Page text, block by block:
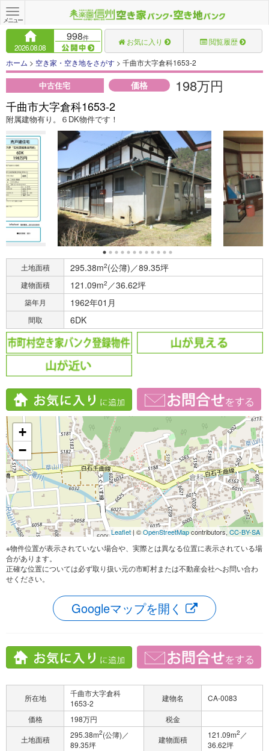
Toggle
navigation
メニュー
2026.08.08
998件 お気に入り 閲覧履歴
ホーム > 空き家・空き地をさがす > 千曲市大字倉科1653-2
中古住宅 価格 198万円
千曲市大字倉科1653-2
附属建物有り。６DK物件です！
土地面積 295.38m2(公簿)／89.35坪
建物面積 121.09m2 ／36.62坪
築年月 1962年01月
間取 6DK
+
−
Leaflet | ©OpenStreetMapcontributors,CC-BY-SA
※物件位置が表示されていない場合や、実際とは異なる位置に表示されている場
合があります。
正確な位置については必ず取り扱い元の市町村または不動産会社へお問い合わ
せください。
Googleマップを開く
所在地
千曲市大字倉科
1653-2
建物名 CA-0083
価格 198万円
税金
土地面積
295.38m2(公簿)／
89.35坪
建物面積 121.09m2 ／
36.62坪